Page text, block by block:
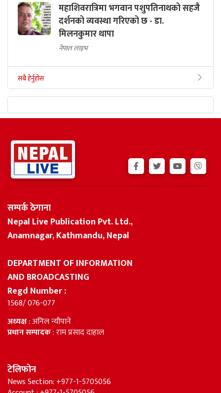
महाशिवरात्रिमा भगवान पशुपतिनाथको सहजै
दर्शनको व्यवस्था गरिएको छ - डा.
मिलनकुमार थापा
नेपाल लाइभ
सबै हेर्नुहोस
सम्पर्क ठेगाना
Nepal Live Publication Pvt. Ltd.,
Anamnagar, Kathmandu, Nepal
DEPARTMENT OF INFORMATION
AND BROADCASTING
Regd Number :
1568/ 076-077
अध्यक्ष: अनिल न्यौपाने
प्रधान सम्पादक: राम प्रसाद दाहाल
टेलिफोन
News Section: +977-1-5705056